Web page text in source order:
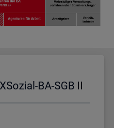
BA-SGB II